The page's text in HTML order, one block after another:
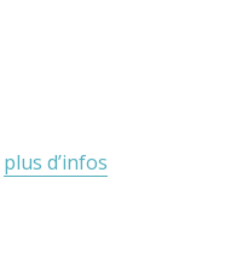
plus d’infos